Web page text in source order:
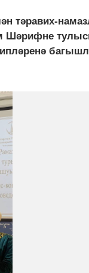
тәравих-
Шәрифне